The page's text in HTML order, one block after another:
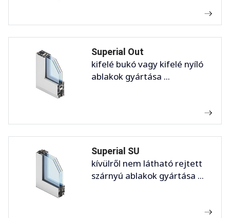
Superial Out
kifelé bukó vagy kifelé nyíló
ablakok gyártása ...
Superial SU
kívülről nem látható rejtett
szárnyú ablakok gyártása ...